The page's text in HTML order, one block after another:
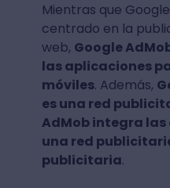
Mientras que
centrado en la
web, Google
las aplicaciones
móviles. Además,
es una red
AdMob integra
una red
publicitaria.